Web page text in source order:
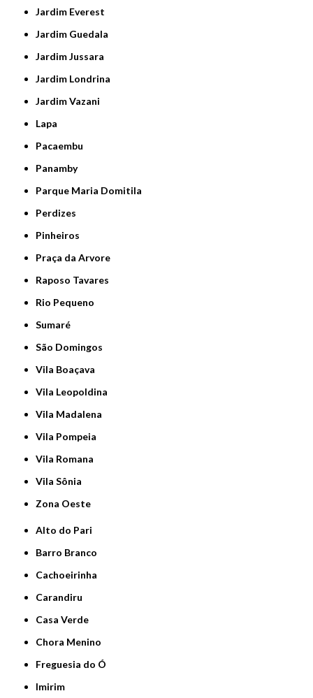
Jardim Everest
Jardim Guedala
Jardim Jussara
Jardim Londrina
Jardim Vazani
Lapa
Pacaembu
Panamby
Parque Maria Domitila
Perdizes
Pinheiros
Praça da Arvore
Raposo Tavares
Rio Pequeno
Sumaré
São Domingos
Vila Boaçava
Vila Leopoldina
Vila Madalena
Vila Pompeia
Vila Romana
Vila Sônia
Zona Oeste
Alto do Pari
Barro Branco
Cachoeirinha
Carandiru
Casa Verde
Chora Menino
Freguesia do Ó
Imirim